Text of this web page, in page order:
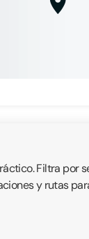
Filtra
y rutas